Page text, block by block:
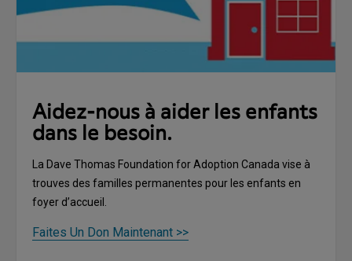
Aidez-nous à aider les enfants
dans le besoin.
La Dave Thomas Foundation for Adoption Canada vise à
trouves des familles permanentes pour les enfants en
foyer d’accueil.
Faites Un Don Maintenant >>